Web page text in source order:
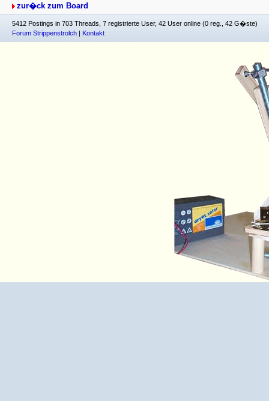
zur�ck zum Board
5412 Postings in 703 Threads, 7 registrierte User, 42 User online (0 reg., 42 G�ste)
Forum Strippenstrolch | Kontakt